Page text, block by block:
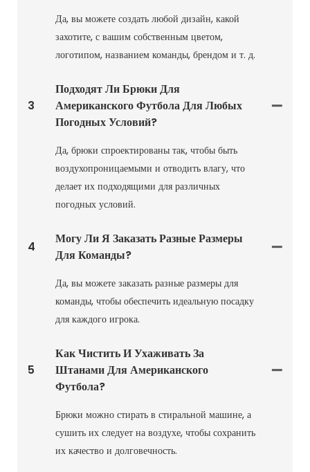
Да, вы можете создать любой дизайн, какой
захотите, с вашим собственным цветом,
логотипом, названием команды, брендом и т. д.
3
Подходят Ли Брюки Для
Американского Футбола Для Любых
Погодных Условий?
Да, брюки спроектированы так, чтобы быть
воздухопроницаемыми и отводить влагу, что
делает их подходящими для различных
погодных условий.
4
Могу Ли Я Заказать Разные Размеры
Для Команды?
Да, вы можете заказать разные размеры для
команды, чтобы обеспечить идеальную посадку
для каждого игрока.
5
Как Чистить И Ухаживать За
Штанами Для Американского
Футбола?
Брюки можно стирать в стиральной машине, а
сушить их следует на воздухе, чтобы сохранить
их качество и долговечность.